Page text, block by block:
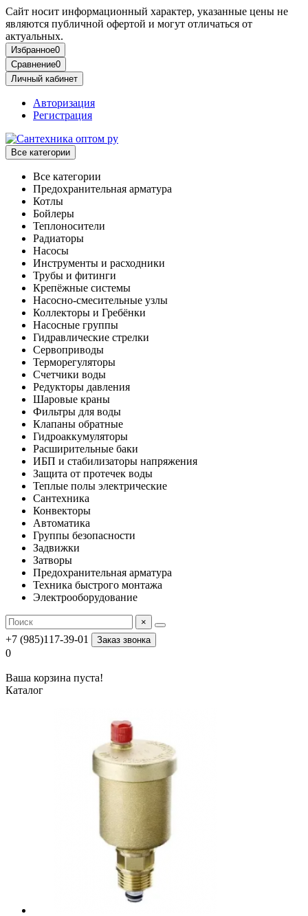
Сайт носит информационный характер, указанные цены не
являются публичной офертой и могут отличаться от
актуальных.
Избранное0
Сравнение0
Личный кабинет
Авторизация
Регистрация
Все категории
Все категории
Предохранительная арматура
Котлы
Бойлеры
Теплоносители
Радиаторы
Насосы
Инструменты и расходники
Трубы и фитинги
Крепёжные системы
Насосно-смесительные узлы
Коллекторы и Гребёнки
Насосные группы
Гидравлические стрелки
Сервоприводы
Терморегуляторы
Счетчики воды
Редукторы давления
Шаровые краны
Фильтры для воды
Клапаны обратные
Гидроаккумуляторы
Расширительные баки
ИБП и стабилизаторы напряжения
Защита от протечек воды
Теплые полы электрические
Сантехника
Конвекторы
Автоматика
Группы безопасности
Задвижки
Затворы
Предохранительная арматура
Техника быстрого монтажа
Электрооборудование
×
+7 (985)117-39-01 Заказ звонка
0
Ваша корзина пуста!
Каталог